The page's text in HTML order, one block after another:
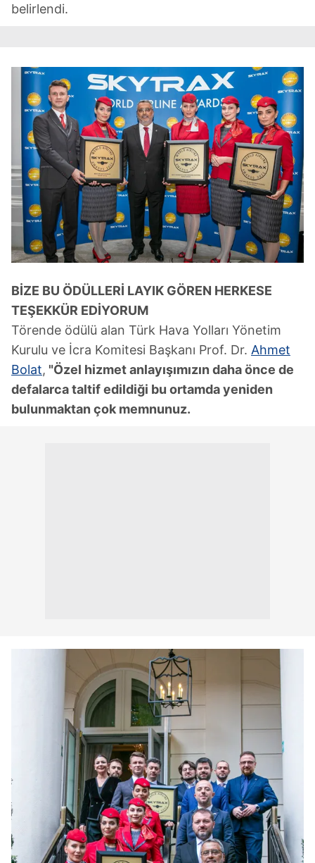
belirlendi.
BİZE BU ÖDÜLLERİ LAYIK GÖREN HERKESE
TEŞEKKÜR EDİYORUM
Törende ödülü alan Türk Hava Yolları Yönetim
Kurulu ve İcra Komitesi Başkanı Prof. Dr. Ahmet
Bolat, "Özel hizmet anlayışımızın daha önce de
defalarca taltif edildiği bu ortamda yeniden
bulunmaktan çok memnunuz.